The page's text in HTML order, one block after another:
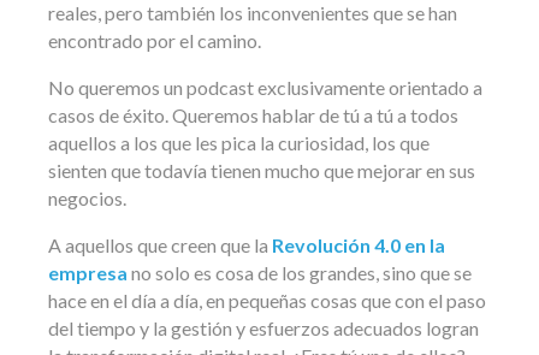
reales, pero también los inconvenientes que se han
encontrado por el camino.
No queremos un podcast exclusivamente orientado a
casos de éxito. Queremos hablar de tú a tú a todos
aquellos a los que les pica la curiosidad, los que
sienten que todavía tienen mucho que mejorar en sus
negocios.
A aquellos que creen que la Revolución 4.0 en la
empresa no solo es cosa de los grandes, sino que se
hace en el día a día, en pequeñas cosas que con el paso
del tiempo y la gestión y esfuerzos adecuados logran